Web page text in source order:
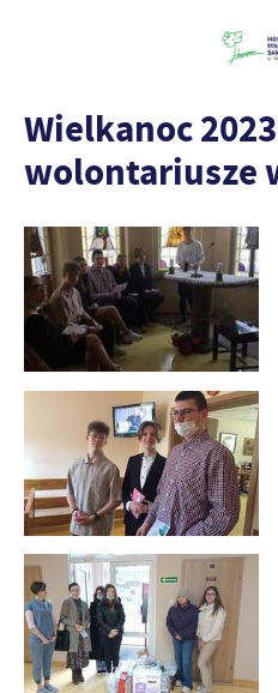
Wielkanoc
wolontariusze